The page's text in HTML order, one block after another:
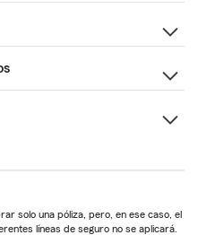
solo una póliza, pero, en ese caso, el
líneas de seguro no se aplicará.